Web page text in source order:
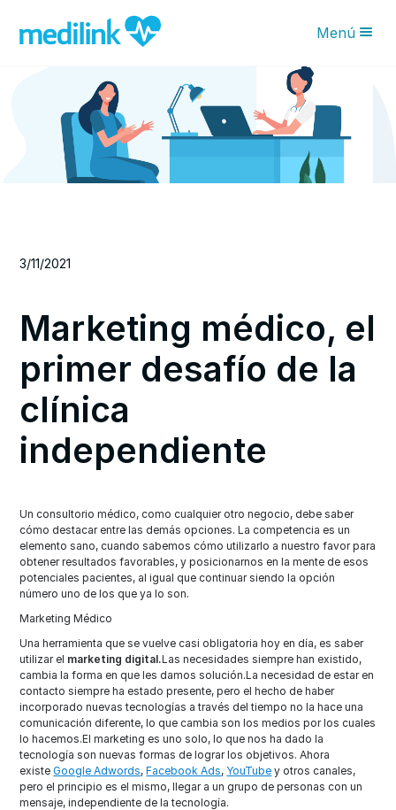
Novedades IA
Características
Planes
Menú
3/11/2021
Marketing médico, el
primer desafío de la
clínica
independiente
Un consultorio médico, como cualquier otro negocio, debe saber
cómo destacar entre las demás opciones. La competencia es un
elemento sano, cuando sabemos cómo utilizarlo a nuestro favor para
obtener resultados favorables, y posicionarnos en la mente de esos
potenciales pacientes, al igual que continuar siendo la opción
número uno de los que ya lo son.
Marketing Médico
Una herramienta que se vuelve casi obligatoria hoy en día, es saber
utilizar el marketing digital.Las necesidades siempre han existido,
cambia la forma en que les damos solución.La necesidad de estar en
contacto siempre ha estado presente, pero el hecho de haber
incorporado nuevas tecnologías a través del tiempo no la hace una
comunicación diferente, lo que cambia son los medios por los cuales
lo hacemos.El marketing es uno solo, lo que nos ha dado la
tecnología son nuevas formas de lograr los objetivos. Ahora
existeGoogle Adwords,Facebook Ads, YouTube y otros canales,
pero el principio es el mismo, llegar a un grupo de personas con un
mensaje, independiente de la tecnología.